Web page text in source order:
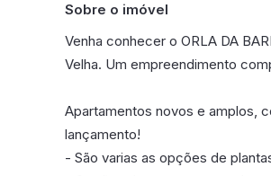
Sobre o imóvel
Venha conhecer o ORLA DA
Velha. Um empreendimento
Apartamentos novos e amplos,
lançamento!
- São varias as opções de